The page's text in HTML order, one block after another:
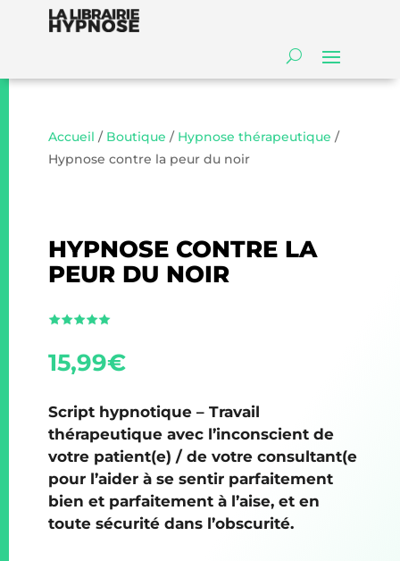
Accueil / Boutique / Hypnose thérapeutique /
Hypnose contre la peur du noir
HYPNOSE CONTRE LA
PEUR DU NOIR
15,99€
Script hypnotique – Travail
thérapeutique avec l’inconscient de
votre patient(e) / de votre consultant(e
pour l’aider à se sentir parfaitement
bien et parfaitement à l’aise, et en
toute sécurité dans l’obscurité.